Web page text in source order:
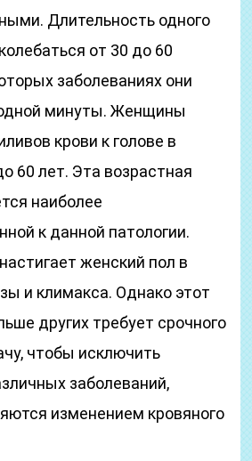
Длительность одного
от 30 до 60
заболеваниях они
минуты. Женщины
крови к голове в
60 лет. Эта возрастная
наиболее
к данной патологии.
женский пол в
и климакса. Однако этот
других требует срочного
чтобы исключить
заболеваний,
изменением кровяного